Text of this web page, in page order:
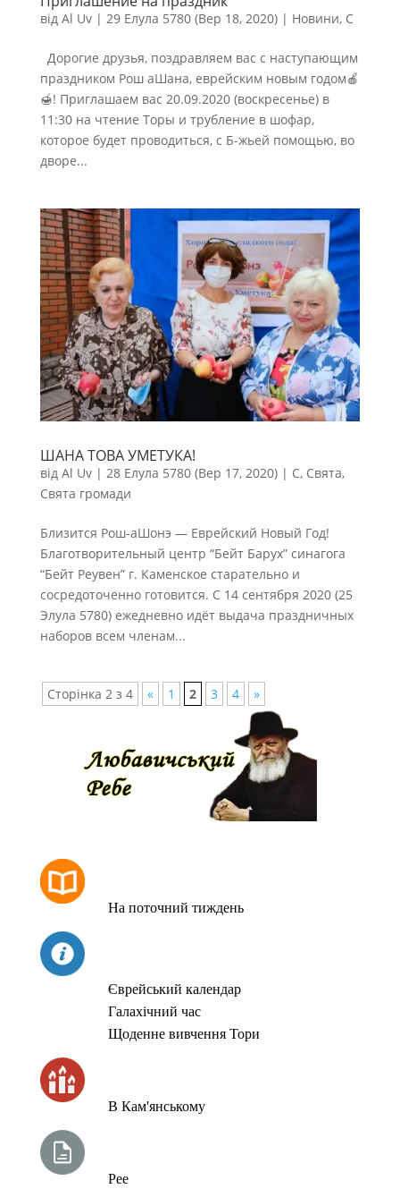
від Al Uv| 29 Елула 5780 (Вер 18, 2020)| Новини, С
Дорогие друзья, поздравляем вас с наступающим
праздником Рош аШана, еврейским новым годом🍎
🍯! Приглашаем вас 20.09.2020 (воскресенье) в
11:30 на чтение Торы и трубление в шофар,
которое будет проводиться, с Б-жьей помощью, во
дворе...
ШАНА ТОВА УМЕТУКА!
від Al Uv| 28 Елула 5780 (Вер 17, 2020)| С, Свята,
Свята громади
Близится Рош-аШонэ — Еврейский Новый Год!
Благотворительный центр “Бейт Барух” синагога
“Бейт Реувен” г. Каменское старательно и
сосредоточенно готовится. С 14 сентября 2020 (25
Элула 5780) ежедневно идёт выдача праздничных
наборов всем членам...
Сторінка 2 з 4 « 1 2 3 4 »
На поточний тиждень
Єврейський календар
Галахічний час
Щоденне вивчення Тори
В Кам'янському
Рее